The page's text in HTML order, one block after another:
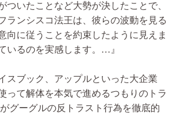
ついたことなど大勢が決したことで、
ランシスコ法王は、彼らの波動を見る
向に従うことを約束したように見えま
いるのを実感します。…』
スブック、アップルといった大企業
って解体を本気で進めるつもりのトラ
グーグルの反トラスト行為を徹底的